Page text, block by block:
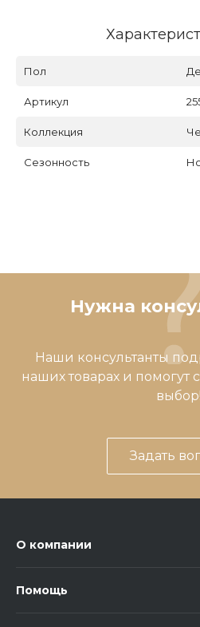
Пол
Артикул
Коллекция
Сезонность
Нужна
Наши консультанты
наших товарах и помогут
выбор!
Задать
О компании
Помощь